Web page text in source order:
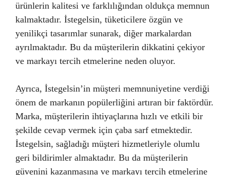
ürünlerin kalitesi ve farklılığından oldukça memnun
kalmaktadır. İstegelsin, tüketicilere özgün ve
yenilikçi tasarımlar sunarak, diğer markalardan
ayrılmaktadır. Bu da müşterilerin dikkatini çekiyor
ve markayı tercih etmelerine neden oluyor.
Ayrıca, İstegelsin’in müşteri memnuniyetine verdiği
önem de markanın popülerliğini artıran bir faktördür.
Marka, müşterilerin ihtiyaçlarına hızlı ve etkili bir
şekilde cevap vermek için çaba sarf etmektedir.
İstegelsin, sağladığı müşteri hizmetleriyle olumlu
geri bildirimler almaktadır. Bu da müşterilerin
güvenini kazanmasına ve markayı tercih etmelerine